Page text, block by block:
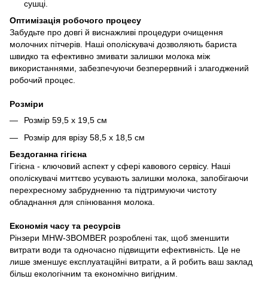
сушці.
Оптимізація робочого процесу
Забудьте про довгі й виснажливі процедури очищення
молочних пітчерів. Наші ополіскувачі дозволяють бариста
швидко та ефективно змивати залишки молока між
використаннями, забезпечуючи безперервний і злагоджений
робочий процес.
Розміри
Розмір 59,5 х 19,5 см
Розмір для врізу 58,5 х 18,5 см
Бездоганна гігієна
Гігієна - ключовий аспект у сфері кавового сервісу. Наші
ополіскувачі миттєво усувають залишки молока, запобігаючи
перехресному забрудненню та підтримуючи чистоту
обладнання для спінювання молока.
Економія часу та ресурсів
Рінзери MHW-3BOMBER розроблені так, щоб зменшити
витрати води та одночасно підвищити ефективність. Це не
лише зменшує експлуатаційні витрати, а й робить ваш заклад
більш екологічним та економічно вигідним.